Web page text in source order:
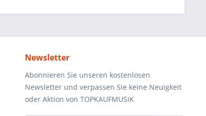
Newsletter
Abonnieren Sie unseren kostenlosen
Newsletter und verpassen Sie keine Neuigkeit
oder Aktion von TOPKAUFMUSIK